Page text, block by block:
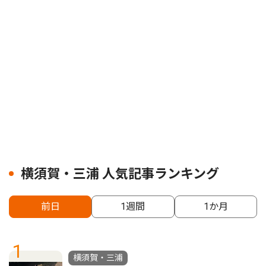
横須賀・三浦 人気記事ランキング
前日 1週間 1か月
1
横須賀・三浦